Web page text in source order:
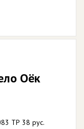
Оёк
ТР 38 рус.